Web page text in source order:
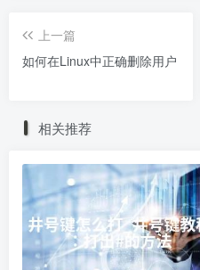
上一篇
如何在Linux中正确删除用户
相关推荐